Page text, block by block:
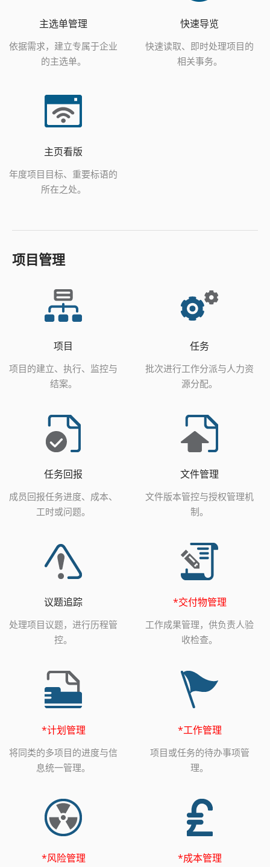
主选单管理
依据需求，建立专属于企业
的主选单。
快速导览
快速读取、即时处理项目的
相关事务。
主页看版
年度项目目标、重要标语的
所在之处。
项目管理
项目
项目的建立、执行、监控与
结案。
任务
批次进行工作分派与人力资
源分配。
任务回报
成员回报任务进度、成本、
工时或问题。
文件管理
文件版本管控与授权管理机
制。
议题追踪
处理项目议题，进行历程管
控。
*交付物管理
工作成果管理，供负责人验
收检查。
*计划管理
将同类的多项目的进度与信
息统一管理。
*工作管理
项目或任务的待办事项管
理。
*风险管理 *成本管理